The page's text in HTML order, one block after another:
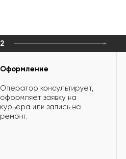
2
Оформление
Оператор консультирует,
оформляет заявку на
курьера или запись на
ремонт.